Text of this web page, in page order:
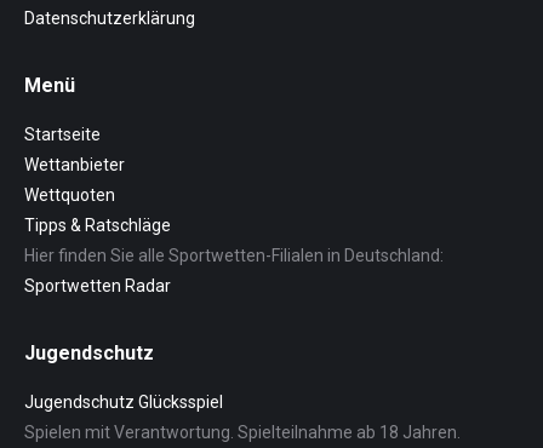
Datenschutzerklärung
Menü
Startseite
Wettanbieter
Wettquoten
Tipps & Ratschläge
Hier finden Sie alle Sportwetten-Filialen in Deutschland:
Sportwetten Radar
Jugendschutz
Jugendschutz Glücksspiel
Spielen mit Verantwortung. Spielteilnahme ab 18 Jahren.